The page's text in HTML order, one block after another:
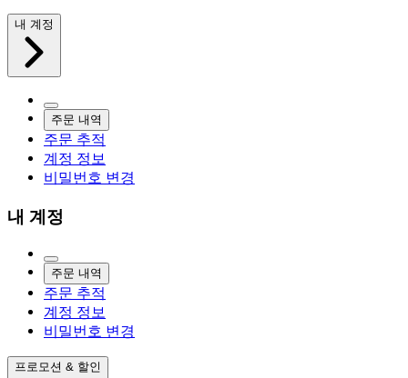
내 계정
주문 내역
주문 추적
계정 정보
비밀번호 변경
내 계정
주문 내역
주문 추적
계정 정보
비밀번호 변경
프로모션 & 할인